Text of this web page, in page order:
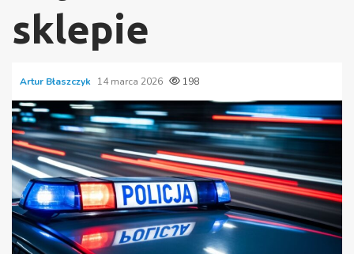
sklepie
Artur Błaszczyk 14 marca 2026 198